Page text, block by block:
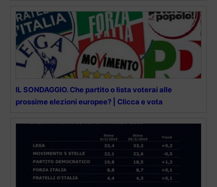
IL SONDAGGIO. Che partito o lista voterai alle
prossime elezioni europee? | Clicca e vota